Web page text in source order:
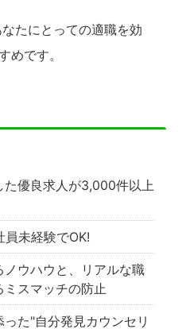
たにとっての適職を効
めです。
た優良求人が3,000件以上
未経験でOK!
ウハウと、リアルな職
スマッチの防止
た"自分発見カウンセリ